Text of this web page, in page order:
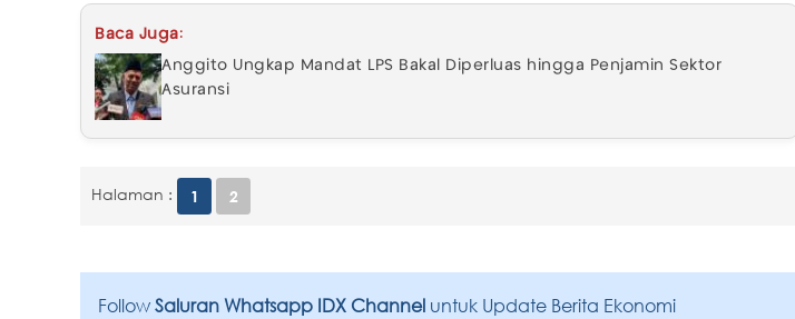
Baca Juga:
Anggito Ungkap Mandat LPS Bakal Diperluas hingga Penjamin Sektor
Asuransi
Halaman : 1 2
Follow Saluran Whatsapp IDX Channel untuk Update Berita Ekonomi